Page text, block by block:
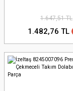
1.647,51 TL
1.482,76 TL